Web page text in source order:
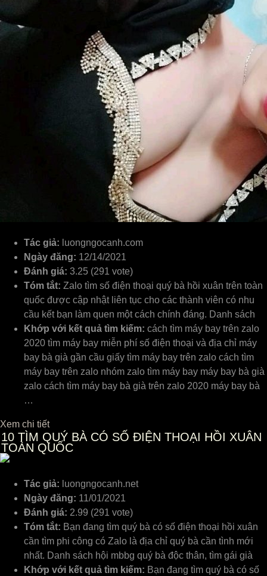
Tác giả: luongngocanh.com
Ngày đăng: 12/14/2021
Đánh giá: 3.25 (291 vote)
Tóm tắt: Zalo tìm số điện thoại quý bà hồi xuân trên toàn
quốc được cập nhật liên tục cho các thành viên có nhu
cầu kết bạn làm quen một cách chính đáng. Danh sách
Khớp với kết quả tìm kiếm: cách tìm máy bay trên zalo
2020 tìm máy bay miễn phí số điện thoại và địa chỉ máy
bay bà già gần cầu giấy tìm máy bay trên zalo cách tìm
máy bay trên zalo nhóm zalo tìm máy bay máy bay bà già
zalo cách tìm máy bay bà già trên zalo 2020 máy bay bà
…
Xem chi tiết
10 TÌM QUÝ BÀ CÓ SỐ ĐIỆN THOẠI HỒI XUÂN
TOÀN QUỐC
Tác giả: luongngocanh.net
Ngày đăng: 11/01/2021
Đánh giá: 2.99 (291 vote)
Tóm tắt: Bạn đang tìm quý bà có số điện thoại hồi xuân
cần tìm phi công có Zalo là địa chỉ quý bà cần tình mới
nhất. Danh sách hội mbbg quý bà độc thân, tìm gái già
Khớp với kết quả tìm kiếm: Bạn đang tìm quý bà có số